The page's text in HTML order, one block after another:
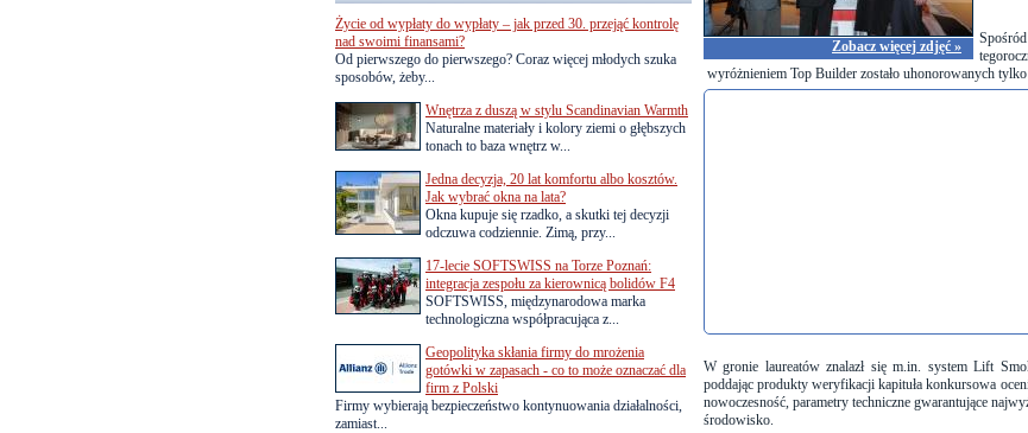
Zobacz więcej zdjęć »
wyróżnieniem Top Builder zostało uhonorowanych
W gronie laureatów znalazł się m.in. system Lift
poddając produkty weryfikacji kapituła konkursowa
nowoczesność, parametry techniczne gwarantujące
środowisko.
Życie od wypłaty do wypłaty – jak przed 30. przejąć kontrolę
nad swoimi finansami?
Od pierwszego do pierwszego? Coraz więcej młodych szuka
sposobów, żeby...
Wnętrza z duszą w stylu Scandinavian Warmth
Naturalne materiały i kolory ziemi o głębszych
tonach to baza wnętrz w...
Jedna decyzja, 20 lat komfortu albo kosztów.
Jak wybrać okna na lata?
Okna kupuje się rzadko, a skutki tej decyzji
odczuwa codziennie. Zimą, przy...
17-lecie SOFTSWISS na Torze Poznań:
integracja zespołu za kierownicą bolidów F4
SOFTSWISS, międzynarodowa marka
technologiczna współpracująca z...
Geopolityka skłania firmy do mrożenia
gotówki w zapasach - co to może oznaczać dla
firm z Polski
Firmy wybierają bezpieczeństwo kontynuowania działalności,
zamiast...